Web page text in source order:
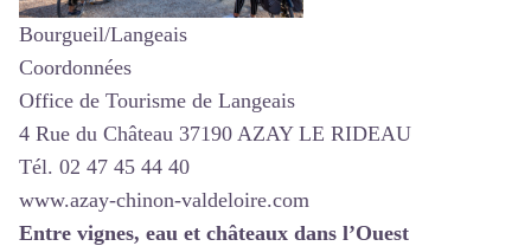
Bourgueil/Langeais
Coordonnées
Office de Tourisme de Langeais
4 Rue du Château 37190 AZAY LE RIDEAU
Tél. 02 47 45 44 40
www.azay-chinon-valdeloire.com
Entre vignes, eau et châteaux dans l’Ouest